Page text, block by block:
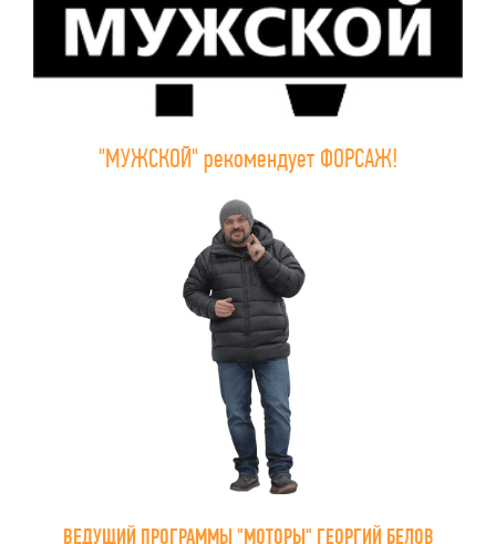
"МУЖСКОЙ" рекомендует ФОРСАЖ!
ВЕДУЩИЙ ПРОГРАММЫ "МОТОРЫ" ГЕОРГИЙ БЕЛОВ